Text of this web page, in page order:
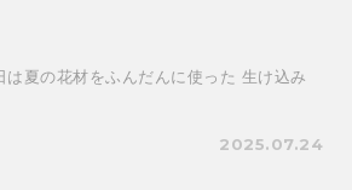
は夏の花材をふんだんに使った 生け込み
2025.07.24